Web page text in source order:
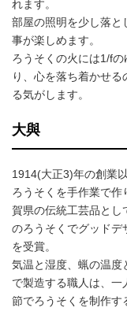
れます。
部屋の照明を少し落と
事が楽しめます。
ろうそくの火には1/f
り、心を落ち着かせ
る気がします。
大與
1914(大正3)年の創業
ろうそくを手作業で
賀県の伝統工芸品と
のろうそくでグッドデ
を受賞。
気温と湿度、蝋の温度
で製造する職人は、
節でろうそくを制作す